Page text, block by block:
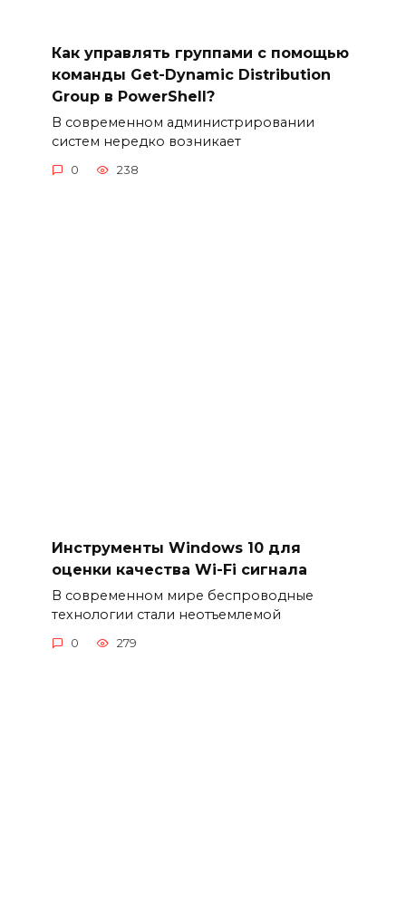
Как управлять группами с помощью
команды Get-Dynamic Distribution
Group в PowerShell?
В современном администрировании
систем нередко возникает
0 238
Инструменты Windows 10 для
оценки качества Wi-Fi сигнала
В современном мире беспроводные
технологии стали неотъемлемой
0 279